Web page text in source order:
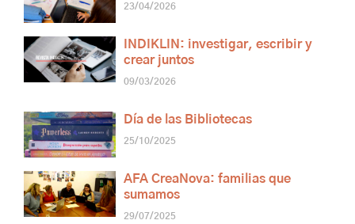
23/04/2026
INDIKLIN: investigar, escribir y
crear juntos
09/03/2026
Día de las Bibliotecas
25/10/2025
AFA CreaNova: familias que
sumamos
29/07/2025